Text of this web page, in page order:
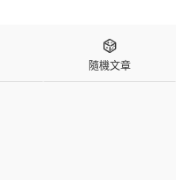

隨機文章